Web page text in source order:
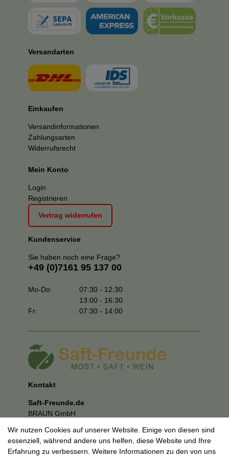
Versandarten
Einkaufen
Versandinformationen
Zahlungsarten
Widerrufsrecht
Mein Konto
Login
Registrieren
Vertrag widerrufen
Kundenservice
Sie haben noch eine Frage?
+49 (0)7161 95 137 00
Mo-Do:
07:30 - 12:30
13:00 - 16:30
Fr:
07:30 - 14:00
Kontakt
Saft-Freunde.de
BRAUN GmbH
73037 Göppingen
E-Mail:mail@saft-freunde.de
Wir nutzen Cookies auf unserer Website. Einige von diesen sind
essenziell, während andere uns helfen, diese Website und Ihre
Erfahrung zu verbessern. Weitere Informationen zu den von uns